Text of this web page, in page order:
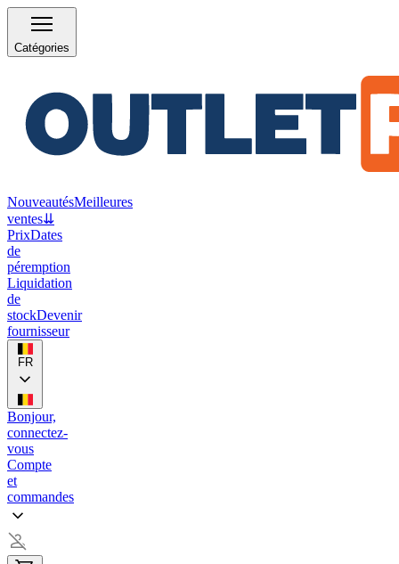
Catégories
NouveautésMeilleures
ventes⇊
PrixDates
de
péremption
Liquidation
de
stockDevenir
fournisseur
FR
Bonjour,
connectez-
vous
Compte
et
commandes